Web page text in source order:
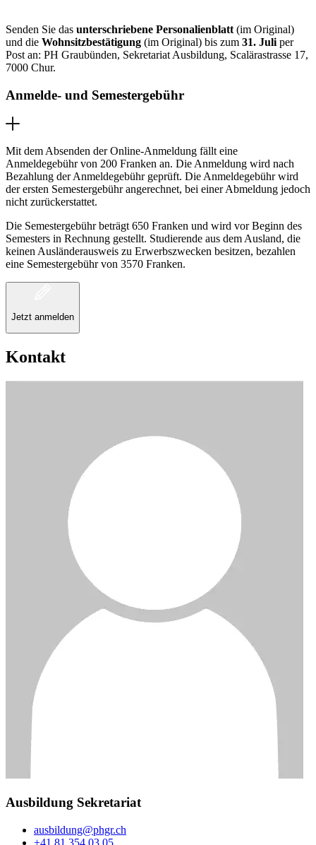
Senden Sie das unterschriebene Personalienblatt (im Original)
und die Wohnsitzbestätigung (im Original) bis zum 31. Juli per
Post an: PH Graubünden, Sekretariat Ausbildung, Scalärastrasse 17,
7000 Chur.
Anmelde- und Semestergebühr
Mit dem Absenden der Online-Anmeldung fällt eine
Anmeldegebühr von 200 Franken an. Die Anmeldung wird nach
Bezahlung der Anmeldegebühr geprüft. Die Anmeldegebühr wird
der ersten Semestergebühr angerechnet, bei einer Abmeldung jedoch
nicht zurückerstattet.
Die Semestergebühr beträgt 650 Franken und wird vor Beginn des
Semesters in Rechnung gestellt. Studierende aus dem Ausland, die
keinen Ausländerausweis zu Erwerbszwecken besitzen, bezahlen
eine Semestergebühr von 3570 Franken.
Jetzt anmelden
Kontakt
Ausbildung Sekretariat
ausbildung@phgr.ch
+41 81 354 03 05